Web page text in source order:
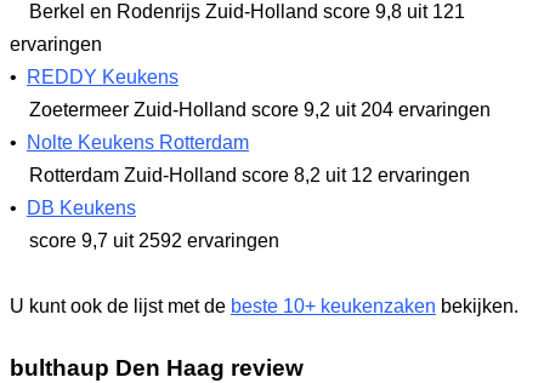
Berkel en Rodenrijs Zuid-Holland score 9,8 uit 121
ervaringen
•
REDDY Keukens
Zoetermeer Zuid-Holland score 9,2 uit 204 ervaringen
•
Nolte Keukens Rotterdam
Rotterdam Zuid-Holland score 8,2 uit 12 ervaringen
•
DB Keukens
score 9,7 uit 2592 ervaringen
U kunt ook de lijst met de beste 10+ keukenzaken bekijken.
bulthaup Den Haag review